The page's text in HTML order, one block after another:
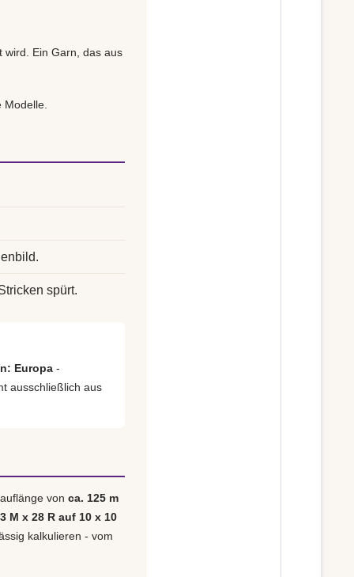
Ein Garn, das aus
spürt.
Europa -
ausschließlich aus
von ca. 125 m
M x 28 R auf 10 x 10
kalkulieren - vom